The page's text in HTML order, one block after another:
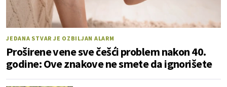
JEDANA STVAR JE OZBILJAN ALARM
Proširene vene sve češći problem nakon 40.
godine: Ove znakove ne smete da ignorišete